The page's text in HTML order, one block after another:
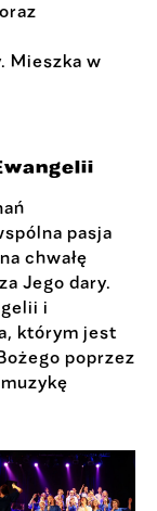
Mieszka w
pasja
chwałę
Jego dary.
i
którym jest
poprzez